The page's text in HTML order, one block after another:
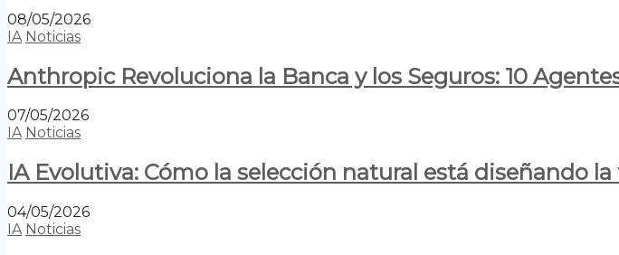
08/05/2026
IA Noticias
Anthropic Revoluciona la Banca y los Seguros: 10
07/05/2026
IA Noticias
IA Evolutiva: Cómo la selección natural está diseñando
04/05/2026
IA Noticias